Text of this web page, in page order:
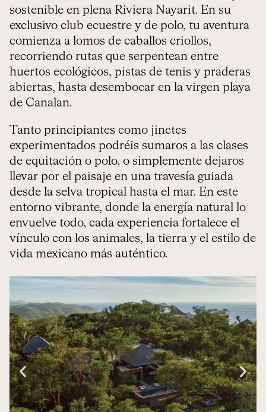
sostenible en plena Riviera Nayarit. En su
exclusivo club ecuestre y de polo, tu aventura
comienza a lomos de caballos criollos,
recorriendo rutas que serpentean entre
huertos ecológicos, pistas de tenis y praderas
abiertas, hasta desembocar en la virgen playa
de Canalan.
Tanto principiantes como jinetes
experimentados podréis sumaros a las clases
de equitación o polo, o simplemente dejaros
llevar por el paisaje en una travesía guiada
desde la selva tropical hasta el mar. En este
entorno vibrante, donde la energía natural lo
envuelve todo, cada experiencia fortalece el
vínculo con los animales, la tierra y el estilo de
vida mexicano más auténtico.